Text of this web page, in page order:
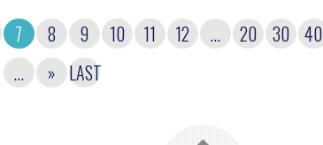
7 8 9 10 11 12 ... 20 30 40
...
» LAST